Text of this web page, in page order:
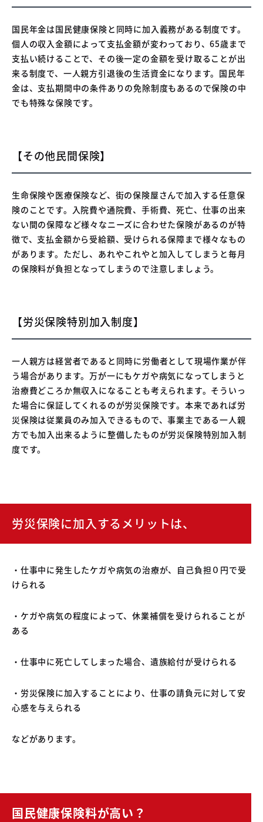
国民年金は国民健康保険と同時に加入義務がある制度です。
個人の収入金額によって支払金額が変わっており、65歳まで
支払い続けることで、その後一定の金額を受け取ることが出
来る制度で、一人親方引退後の生活資金になります。国民年
金は、支払期間中の条件ありの免除制度もあるので保険の中
でも特殊な保険です。
【その他民間保険】
生命保険や医療保険など、街の保険屋さんで加入する任意保
険のことです。入院費や通院費、手術費、死亡、仕事の出来
ない間の保障など様々なニーズに合わせた保険があるのが特
徴で、支払金額から受給額、受けられる保障まで様々なもの
があります。ただし、あれやこれやと加入してしまうと毎月
の保険料が負担となってしまうので注意しましょう。
【労災保険特別加入制度】
一人親方は経営者であると同時に労働者として現場作業が伴
う場合があります。万が一にもケガや病気になってしまうと
治療費どころか無収入になることも考えられます。そういっ
た場合に保証してくれるのが労災保険です。本来であれば労
災保険は従業員のみ加入できるもので、事業主である一人親
方でも加入出来るように整備したものが労災保険特別加入制
度です。
労災保険に加入するメリットは、
・仕事中に発生したケガや病気の治療が、自己負担０円で受
けられる
・ケガや病気の程度によって、休業補償を受けられることが
ある
・仕事中に死亡してしまった場合、遺族給付が受けられる
・労災保険に加入することにより、仕事の請負元に対して安
心感を与えられる
などがあります。
国民健康保険料が高い？